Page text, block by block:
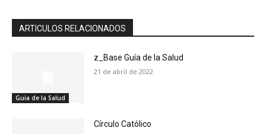
ARTICULOS RELACIONADOS
Guia de la Salud
z_Base Guía de la Salud
21 de abril de 2022
Círculo Católico